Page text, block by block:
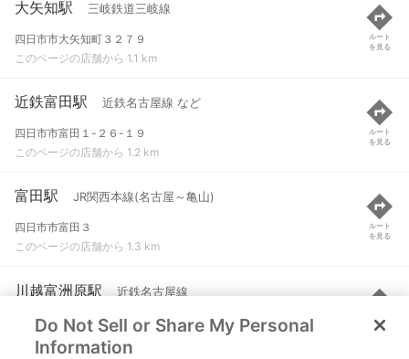
大矢知駅 三岐鉄道三岐線
四日市市大矢知町３２７９
このページの店舗から 1.1 km
ルート
を見る
近鉄富田駅 近鉄名古屋線 など
四日市市富田１-２６-１９
このページの店舗から 1.2 km
ルート
を見る
富田駅 JR関西本線(名古屋～亀山)
四日市市富田３
このページの店舗から 1.3 km
ルート
を見る
川越富洲原駅 近鉄名古屋線
三重県三重郡川越町大字豊田275
このページの店舗から 1.8 km
ルート
を見る
Do Not Sell or Share My Personal
Information